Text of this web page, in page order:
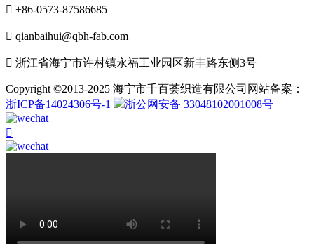
 +86-0573-87586685
 qianbaihui@qbh-fab.com
 浙江省海宁市许村镇永福工业园区新丰路东侧3号
Copyright ©2013-2025 海宁市千百荟织造有限公司网站备案：
浙ICP备14024306号-1
浙公网安备 33048102001008号
